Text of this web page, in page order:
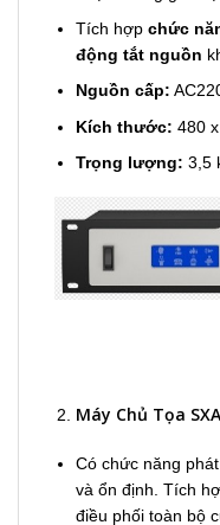
Tích hợpchức
động tắt nguồn
Nguồn cấp:
Kích thước: 480
Trọng lượng: 3,5
Máy Chủ Tọa
Có chức năng
và ổn định. Tích
điều phối toàn bộ